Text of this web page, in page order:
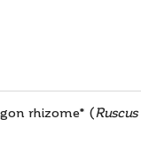
rhizome* (